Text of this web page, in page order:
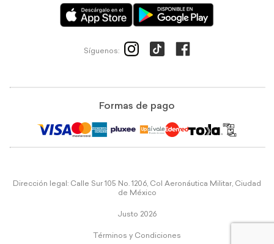
Síguenos:
Formas de pago
Dirección legal: Calle Sur 105 No. 1206, Col Aeronáutica Militar, Ciudad
de México
Justo 2026
Términos y Condiciones